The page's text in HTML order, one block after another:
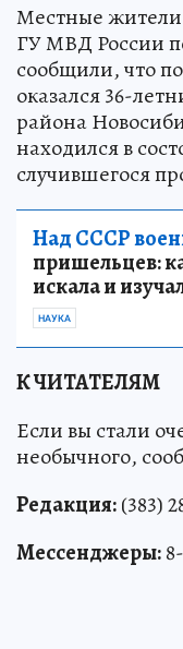
Местные жители
ГУ МВД России
сообщили, что
оказался 36-
района
находился в
случившегося
Над СССР
пришельцев:
искала и
НАУКА
К ЧИТАТЕЛЯМ
Если вы стали
необычного,
Редакция:(383)
Мессенджеры: